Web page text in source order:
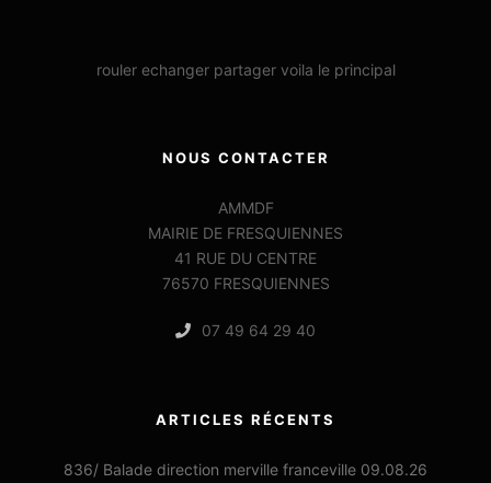
rouler echanger partager voila le principal
NOUS CONTACTER
AMMDF
MAIRIE DE FRESQUIENNES
41 RUE DU CENTRE
76570 FRESQUIENNES
07 49 64 29 40
ARTICLES RÉCENTS
836/ Balade direction merville franceville 09.08.26